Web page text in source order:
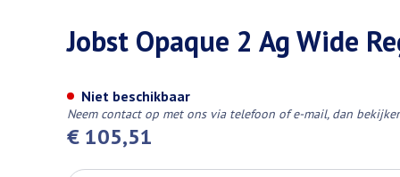
Car I Pair
Jobst Opaque 2 Ag Wide
€ 105,51
Niet beschikbaar
Neem contact op met ons via telefoon of e-mail, dan